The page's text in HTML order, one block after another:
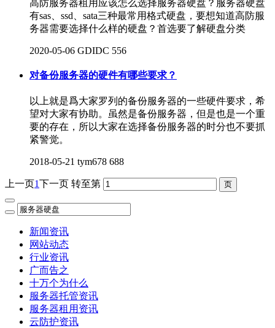
高防服务器租用应该怎么选择服务器硬盘？服务器硬盘
有sas、ssd、sata三种最常用格式硬盘，要想知道高防服
务器需要选择什么样的硬盘？首选要了解硬盘分类
2020-05-06 GDIDC 556
对备份服务器的硬件有哪些要求？
以上就是爲大家罗列的备份服务器的一些硬件要求，希
望对大家有协助。虽然是备份服务器，但是也是一个重
要的存在，所以大家在选择备份服务器的时分也不要抓
紧警觉。
2018-05-21 tym678 688
上一页1下一页 转至第
新闻资讯
网站动态
行业资讯
广而告之
十万个为什么
服务器托管资讯
服务器租用资讯
云防护资讯